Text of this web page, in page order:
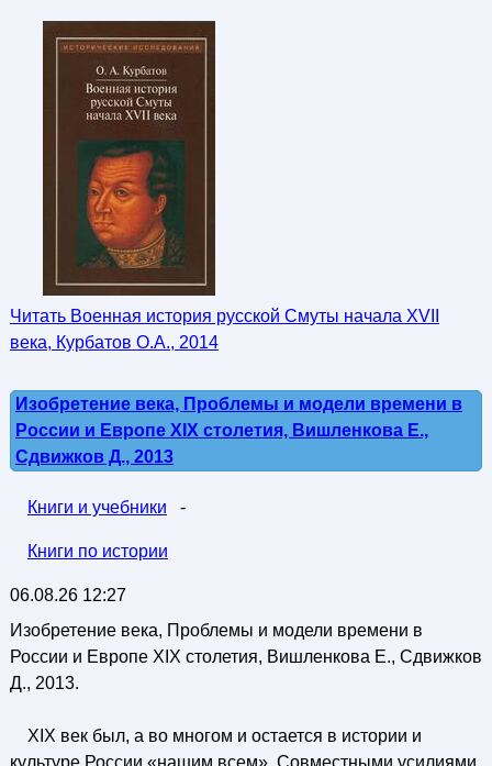
Читать Военная история русской Смуты начала XVII
века, Курбатов О.А., 2014
Изобретение века, Проблемы и модели времени в
России и Европе XIX столетия, Вишленкова Е.,
Сдвижков Д., 2013
Книги и учебники -
Книги по истории
06.08.26 12:27
Изобретение века, Проблемы и модели времени в
России и Европе XIX столетия, Вишленкова Е., Сдвижков
Д., 2013.
XIX век был, а во многом и остается в истории и